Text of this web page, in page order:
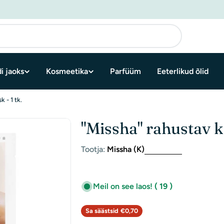
jaoks Kosmeetika Parfüüm Eeterlikud õlid
- 1 tk.
"Missha" rahustav
Tootja: Missha (K)
Meil on see laos! ( 19 )
Sa säästsid €0,70